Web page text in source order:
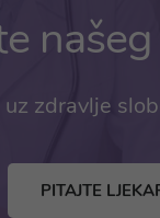
zdravlje
PITAJTE